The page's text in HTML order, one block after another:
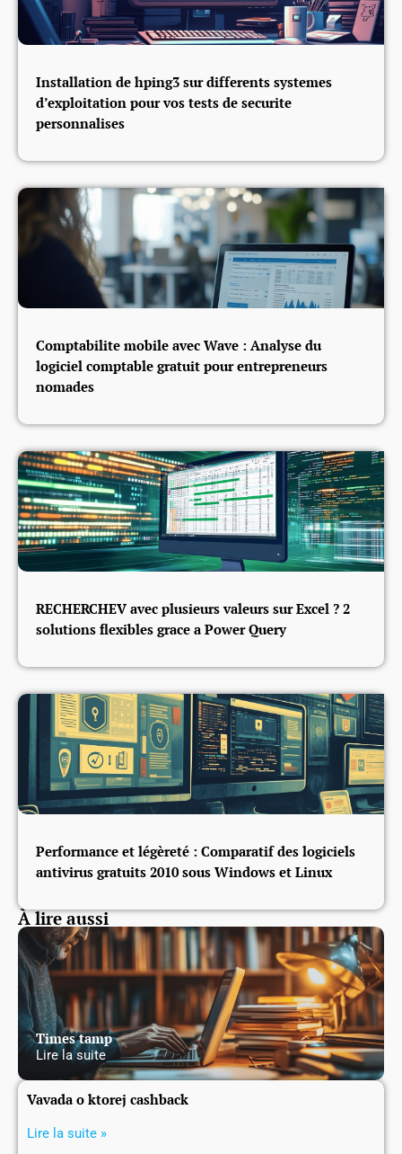
À lire aussi
Times tamp
Lire la suite
Vavada o ktorej cashback
Lire la suite »
Installation de hping3 sur differents systemes
d’exploitation pour vos tests de securite
personnalises
Comptabilite mobile avec Wave : Analyse du
logiciel comptable gratuit pour entrepreneurs
nomades
RECHERCHEV avec plusieurs valeurs sur Excel ? 2
solutions flexibles grace a Power Query
Performance et légèreté : Comparatif des logiciels
antivirus gratuits 2010 sous Windows et Linux